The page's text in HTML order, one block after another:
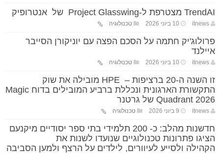
TrendAI מצטרפת ל-Project Glasswing של אנטרופיק
itnews 10 ביוני 2026 טכנולוגיה
פרולוג'יק חתמה על הסכם הפצה עם יוניקורן הסייבר
איילנד
itnews 10 ביוני 2026 טכנולוגיה
זו השנה ה-20 ברציפות – HPE מובילה את שוק
התקשורת הארגונית ונכללת ברביע המובילים בדוח Magic
Quadrant 2026 של גרטנר
itnews 9 ביוני 2026 טכנולוגיה
חדשנות מהלב: כ- 200 תלמידי בתי ספר יסודיים מיקנעם
הציגו פתרונות טכנולוגיים שנועדו לשנות את
הקהילה ולסייע לעיוורים, לילדים על הרצף ולמען הסביבה